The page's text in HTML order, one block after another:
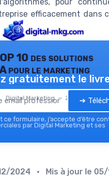
pour
efficacement dans
10 des solutions
pour le marketing
Digital Marketing — 2026
gratuitement le
➔
ce formulaire, j’accepte d’être
par Digital Marketing et ses
2024 • Mis à jour le 05/